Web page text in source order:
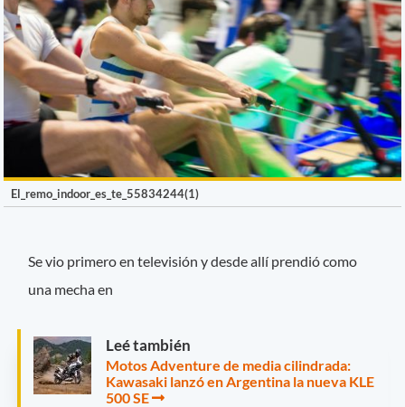
El_remo_indoor_es_te_55834244(1)
Se vio primero en televisión y desde allí prendió como
una mecha en
Leé también
Motos Adventure de media cilindrada:
Kawasaki lanzó en Argentina la nueva KLE
500 SE